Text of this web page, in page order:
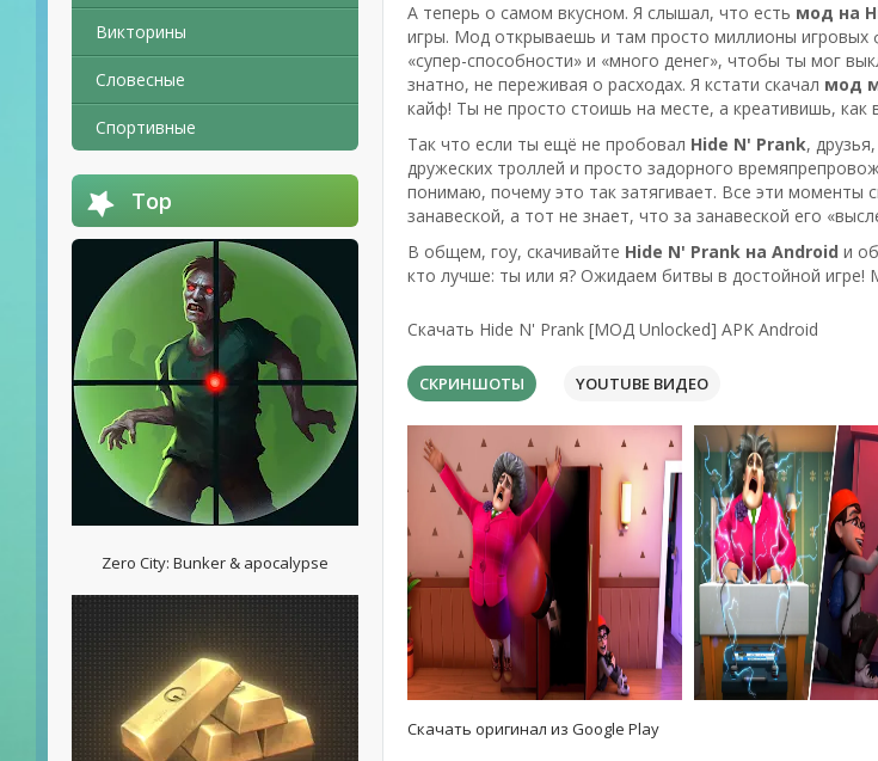
Викторины
Словесные
Спортивные
Top
Zero City: Bunker & apocalypse
А теперь о самом вкусном. Я слышал, что есть мод на
игры. Мод открываешь и там просто миллионы
«супер-способности» и «много денег», чтобы ты мог
знатно, не переживая о расходах. Я кстати скачал мод
кайф! Ты не просто стоишь на месте, а креативишь, как
Так что если ты ещё не пробовал Hide N' Prank,
дружеских троллей и просто задорного
понимаю, почему это так затягивает. Все эти моменты
занавеской, а тот не знает, что за занавеской его
В общем, гоу, скачивайте Hide N' Prank на Android и
кто лучше: ты или я? Ожидаем битвы в достойной
Скачать Hide N' Prank [МОД Unlocked] APK Android
СКРИНШОТЫ YOUTUBE ВИДЕО
Скачать оригинал из Google Play